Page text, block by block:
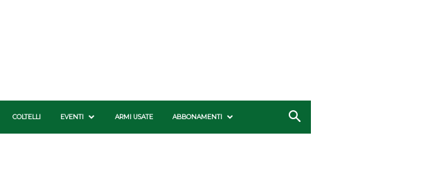
COLTELLI EVENTI ARMI USATE ABBONAMENTI